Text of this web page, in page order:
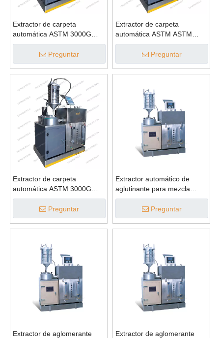
Extractor de carpeta
automática ASTM 3000G
para contenido de betún
Preguntar
Extractor de carpeta
automática ASTM ASTM
para la máquina de prueba
de contenido de betún
Preguntar
Extractor de carpeta
automática ASTM 3000G
para la mezcla bituminosa
Preguntar
Extractor automático de
aglutinante para mezcla
bituminosa ASTM 1500g
Preguntar
Extractor de aglomerante
Extractor de aglomerante